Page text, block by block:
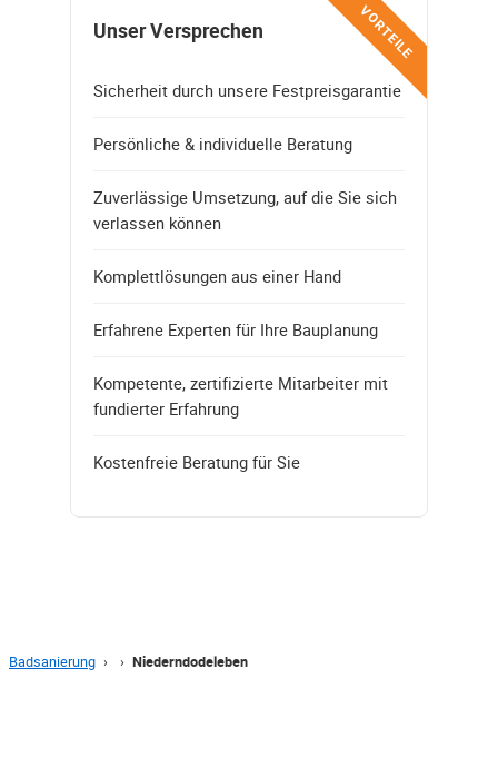
VORTEILE
Unser Versprechen
Sicherheit durch unsere Festpreisgarantie
Persönliche & individuelle Beratung
Zuverlässige Umsetzung, auf die Sie sich
verlassen können
Komplettlösungen aus einer Hand
Erfahrene Experten für Ihre Bauplanung
Kompetente, zertifizierte Mitarbeiter mit
fundierter Erfahrung
Kostenfreie Beratung für Sie
Badsanierung › › Niederndodeleben